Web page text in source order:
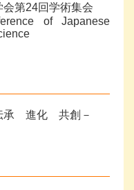
第24回学術集会
of Japanese
承 進化 共創－